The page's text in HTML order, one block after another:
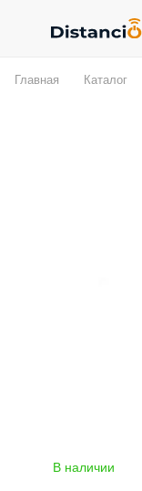
Главная Каталог
В наличии